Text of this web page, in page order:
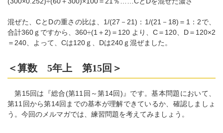
混ぜた、CとDの重さの比は、1/(27－21)：1/(21－18)＝1：2で、
合計360ｇですから、360÷(1＋2)＝120 より、C＝120、D＝120×2
＝240、よって、Cは120ｇ、Dは240ｇ混ぜました。
＜算数 5年上 第15回＞
第15回は『総合(第11回～第14回)』です。基本問題において、
第11回から第14回までの基本が理解できているか、確認しましょ
う。今回のメルマガでは、練習問題を考えてみましょう。